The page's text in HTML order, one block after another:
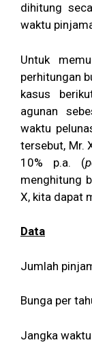
dihitung
waktu
Untuk
perhitungan
kasus
agunan
waktu
tersebut, Mr.
10% p.a. (
menghitung
X, kita dapat
Data
Jumlah
Bunga per
Jangka